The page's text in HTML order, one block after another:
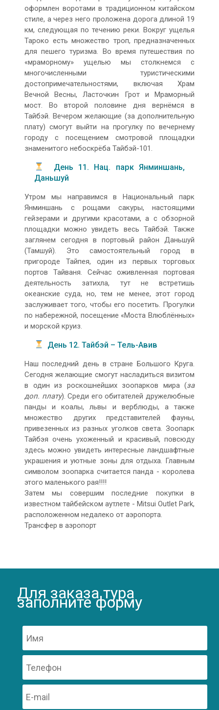
оформлен воротами в традиционном китайском
стиле, а через него проложена дорога длиной 19
км, следующая по течению реки. Вокруг ущелья
Тароко есть множество троп, предназначенных
для пешего туризма. Во время путешествия по
«мраморному» ущелью мы столкнемся с
многочисленными туристическими
достопримечательностями, включая Храм
Вечной Весны, Ласточкин Грот и Мраморный
мост. Во второй половине дня вернёмся в
Тайбэй. Вечером желающие (за дополнительную
плату) смогут выйти на прогулку по вечернему
городу с посещением смотровой площадки
знаменитого небоскрёба Тайбэй-101.
День 11. Нац. парк Янминшань,
Даньшуй
Утром мы направимся в Национальный парк
Янминшань с рощами сакуры, настоящими
гейзерами и другими красотами, а с обзорной
площадки можно увидеть весь Тайбэй. Также
заглянем сегодня в портовый район Даньшуй
(Тамшуй). Это самостоятельный город в
пригороде Тайпея, один из первых торговых
портов Тайваня. Сейчас оживленная портовая
деятельность затихла, тут не встретишь
океанские суда, но, тем не менее, этот город
заслуживает того, чтобы его посетить. Прогулки
по набережной, посещение «Моста Влюблённых»
и морской круиз.
День 12. Тайбэй – Тель-Авив
Наш последний день в стране Большого Круга.
Сегодня желающие смогут насладиться визитом
в один из роскошнейших зоопарков мира (за
доп. плату). Среди его обитателей дружелюбные
панды и коалы, львы и верблюды, а также
множество других представителей фауны,
привезенных из разных уголков света. Зоопарк
Тайбэя очень ухоженный и красивый, повсюду
здесь можно увидеть интересные ландшафтные
украшения и уютные зоны для отдыха. Главным
символом зоопарка считается панда - королева
этого маленького рая!!!!
Затем мы совершим последние покупки в
известном тайбейском аутлете - Mitsui Outlet Park,
расположенном недалеко от аэропорта.
Трансфер в аэропорт
Для заказа тура
заполните форму